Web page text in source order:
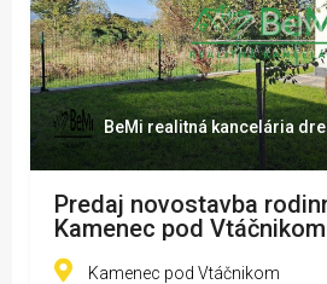
BeMi realitná kancelária
Predaj novostavba
Kamenec pod
ZUPIa)
Kamenec pod Vtáčnikom